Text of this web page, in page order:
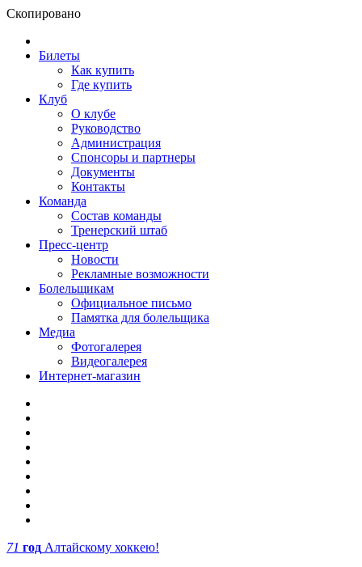
Скопировано
Билеты
Как купить
Где купить
Клуб
О клубе
Руководство
Администрация
Спонсоры и партнеры
Документы
Контакты
Команда
Состав команды
Тренерский штаб
Пресс-центр
Новости
Рекламные возможности
Болельщикам
Официальное письмо
Памятка для болельщика
Медиа
Фотогалерея
Видеогалерея
Интернет-магазин
71 год Алтайскому хоккею!